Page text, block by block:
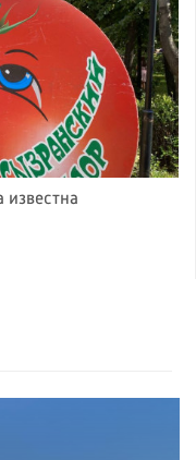
известна